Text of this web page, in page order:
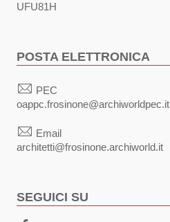
UFU81H
POSTA ELETTRONICA
PEC
oappc.frosinone@archiworldpec.it
Email
architetti@frosinone.archiworld.it
SEGUICI SU